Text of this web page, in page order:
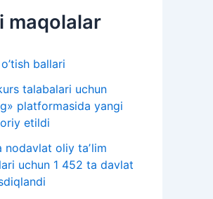
maqolalar
ballari
talabalari uchun
platformasida yangi
etildi
nodavlat oliy taʼlim
uchun 1 452 ta davlat